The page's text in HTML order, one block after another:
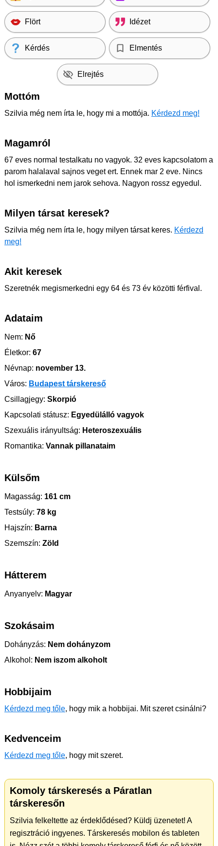
Flört Idézet
Kérdés Elmentés
Elrejtés
Mottóm
Szilvia még nem írta le, hogy mi a mottója. Kérdezd meg!
Magamról
67 eves normal testalkatu no vagyok. 32 eves kapcsolatom a
parom halalaval sajnos veget ert. Ennek mar 2 eve. Nincs
hol ismerkedni nem jarok sehova. Nagyon rossz egyedul.
Milyen társat keresek?
Szilvia még nem írta le, hogy milyen társat keres. Kérdezd
meg!
Akit keresek
Szeretnék megismerkedni egy 64 és 73 év közötti férfival.
Adataim
Nem: Nő
Életkor: 67
Névnap: november 13.
Város: Budapest társkereső
Csillagjegy: Skorpió
Kapcsolati státusz: Egyedülálló vagyok
Szexuális irányultság: Heteroszexuális
Romantika: Vannak pillanataim
Külsőm
Magasság: 161 cm
Testsúly: 78 kg
Hajszín: Barna
Szemszín: Zöld
Hátterem
Anyanyelv: Magyar
Szokásaim
Dohányzás: Nem dohányzom
Alkohol: Nem iszom alkoholt
Hobbijaim
Kérdezd meg tőle, hogy mik a hobbijai. Mit szeret csinálni?
Kedvenceim
Kérdezd meg tőle, hogy mit szeret.
Komoly társkeresés a Páratlan
társkeresőn
Szilvia felkeltette az érdeklődésed? Küldj üzenetet! A
regisztráció ingyenes. Társkeresés mobilon és tableten